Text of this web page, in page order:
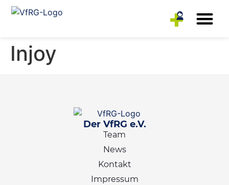
Injoy
Der VfRG e.V.
Team
News
Kontakt
Impressum